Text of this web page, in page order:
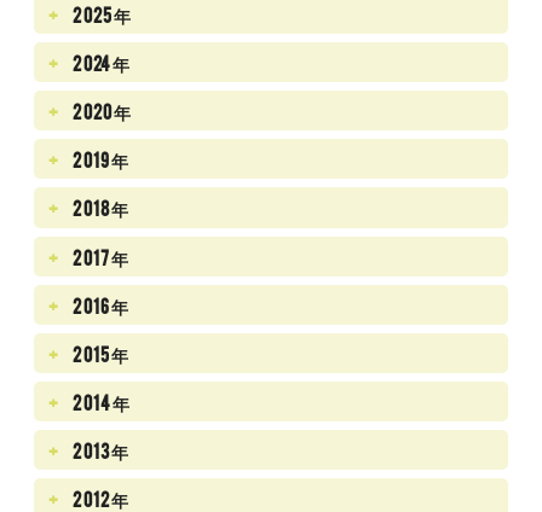
2025年
2024年
2020年
2019年
2018年
2017年
2016年
2015年
2014年
2013年
2012年